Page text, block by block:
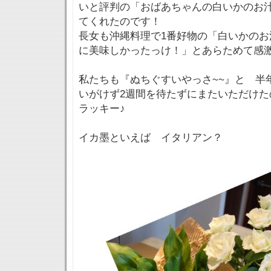
いと評判の「おばあちゃんの白いかのお
てくれたのです！
長女も沖縄料理で1番好物の「白いかの
に美味しかったっけ！」とあらためて感
私たちも『ぬちぐすいやっさ~~』と
いがけず2週間を待たずにまたいただけ
ラッキー♪
イカ墨といえば イタリアン？